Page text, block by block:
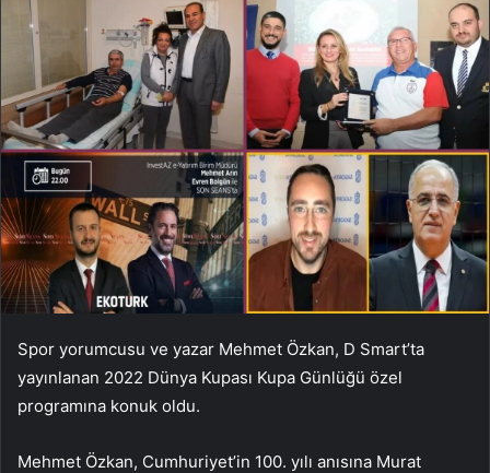
Spor yorumcusu ve yazar Mehmet Özkan, D Smart’ta
yayınlanan 2022 Dünya Kupası Kupa Günlüğü özel
programına konuk oldu.
Mehmet Özkan, Cumhuriyet’in 100. yılı anısına Murat